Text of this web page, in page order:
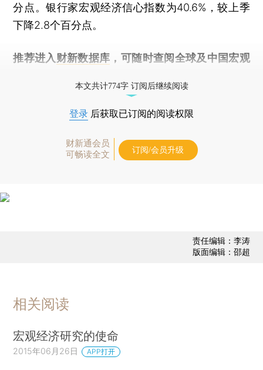
分点。银行家宏观经济信心指数为40.6%，较上季
下降2.8个百分点。
推荐进入 财新数据库 ，可随时查阅全球及中国宏观
本文共计774字 订阅后继续阅读
登录 后获取已订阅的阅读权限
财新通会员
可畅读全文
订阅/会员升级
责任编辑：李涛
版面编辑：邵超
相关阅读
宏观经济研究的使命
2015年06月26日 APP打开